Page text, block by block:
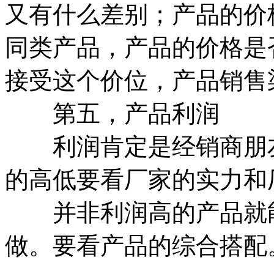
又有什么差别；产品的
同类产品，产品的价格
接受这个价位，产品销
第五，产品利润
利润肯定是经销商朋
的高低要看厂家的实力
并非利润高的产品就
做。要看产品的综合搭